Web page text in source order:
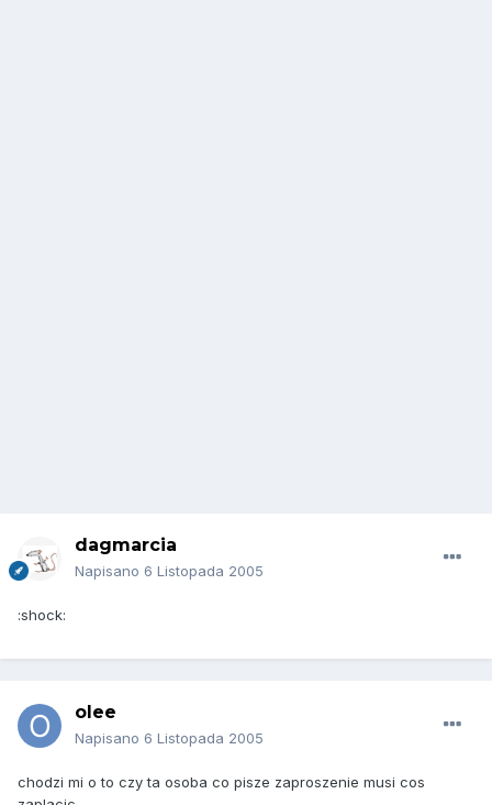
dagmarcia
Napisano 6 Listopada 2005
:shock:
olee
Napisano 6 Listopada 2005
chodzi mi o to czy ta osoba co pisze zaproszenie musi cos